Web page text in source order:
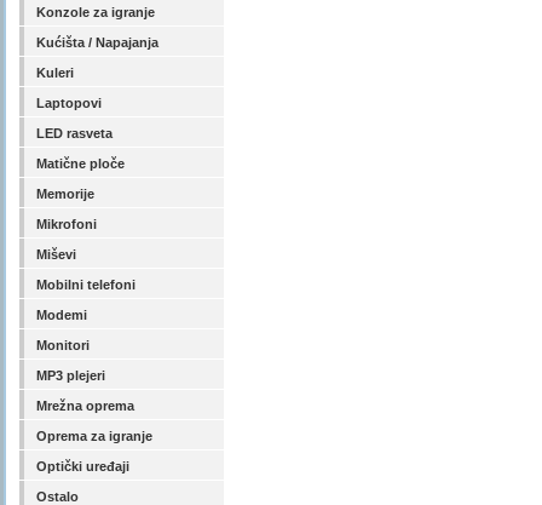
Konzole za igranje
Kućišta / Napajanja
Kuleri
Laptopovi
LED rasveta
Matične ploče
Memorije
Mikrofoni
Miševi
Mobilni telefoni
Modemi
Monitori
MP3 plejeri
Mrežna oprema
Oprema za igranje
Optički uređaji
Ostalo